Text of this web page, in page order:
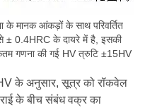
के मानक आंकड़ों के साथ परिवर्तित
± 0.4HRC के दायरे में है, इसकी
गणना की गई HV त्रुटि ±15HV
के अनुसार, सूत्र को रॉकवेल
के बीच संबंध वक्र का